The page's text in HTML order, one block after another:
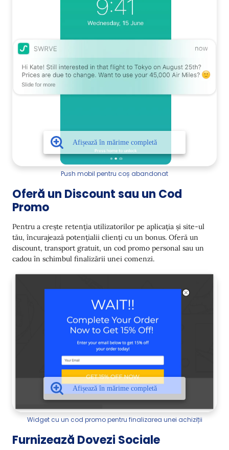
Push mobil pentru coș abandonat
Oferă un Discount sau un Cod
Promo
Pentru a crește retenția utilizatorilor pe aplicația și site-ul
tău, încurajează potențialii clienți cu un bonus. Oferă un
discount, transport gratuit, un cod promo personal sau un
cadou în schimbul finalizării unei comenzi.
Widget cu un cod promo pentru finalizarea unei achiziții
Furnizează Dovezi Sociale